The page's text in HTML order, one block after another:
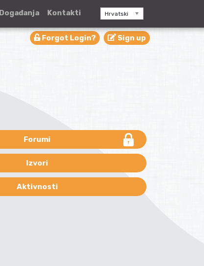
Događanja Kontakti Hrvatski
Forgot Login? Sign up
Forumi
Izvori
Aktivnosti